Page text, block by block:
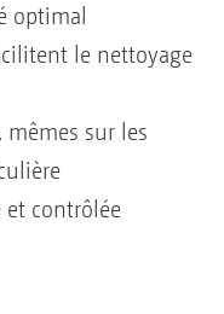
optimal
le nettoyage
sur les
et contrôlée